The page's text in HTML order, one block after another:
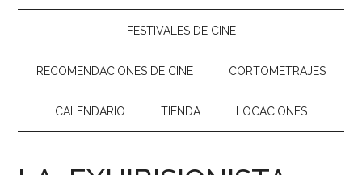
FESTIVALES DE CINE
RECOMENDACIONES DE CINE CORTOMETRAJES
CALENDARIO TIENDA LOCACIONES